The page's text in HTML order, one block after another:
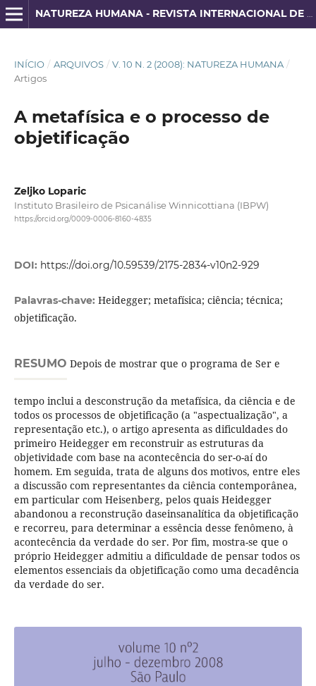
INÍCIO / ARQUIVOS / V. 10 N. 2 (2008): NATUREZA HUMANA /
Artigos
A metafísica e o processo de
objetificação
Zeljko Loparic
Instituto Brasileiro de Psicanálise Winnicottiana (IBPW)
https://orcid.org/0009-0006-8160-4835
DOI: https://doi.org/10.59539/2175-2834-v10n2-929
Palavras-chave: Heidegger; metafísica; ciência; técnica;
objetificação.
RESUMO Depois de mostrar que o programa de Ser e
tempo inclui a desconstrução da metafísica, da ciência e de
todos os processos de objetificação (a "aspectualização", a
representação etc.), o artigo apresenta as dificuldades do
primeiro Heidegger em reconstruir as estruturas da
objetividade com base na acontecência do ser-o-aí do
homem. Em seguida, trata de alguns dos motivos, entre eles
a discussão com representantes da ciência contemporânea,
em particular com Heisenberg, pelos quais Heidegger
abandonou a reconstrução daseinsanalítica da objetificação
e recorreu, para determinar a essência desse fenômeno, à
acontecência da verdade do ser. Por fim, mostra-se que o
próprio Heidegger admitiu a dificuldade de pensar todos os
elementos essenciais da objetificação como uma decadência
da verdade do ser.